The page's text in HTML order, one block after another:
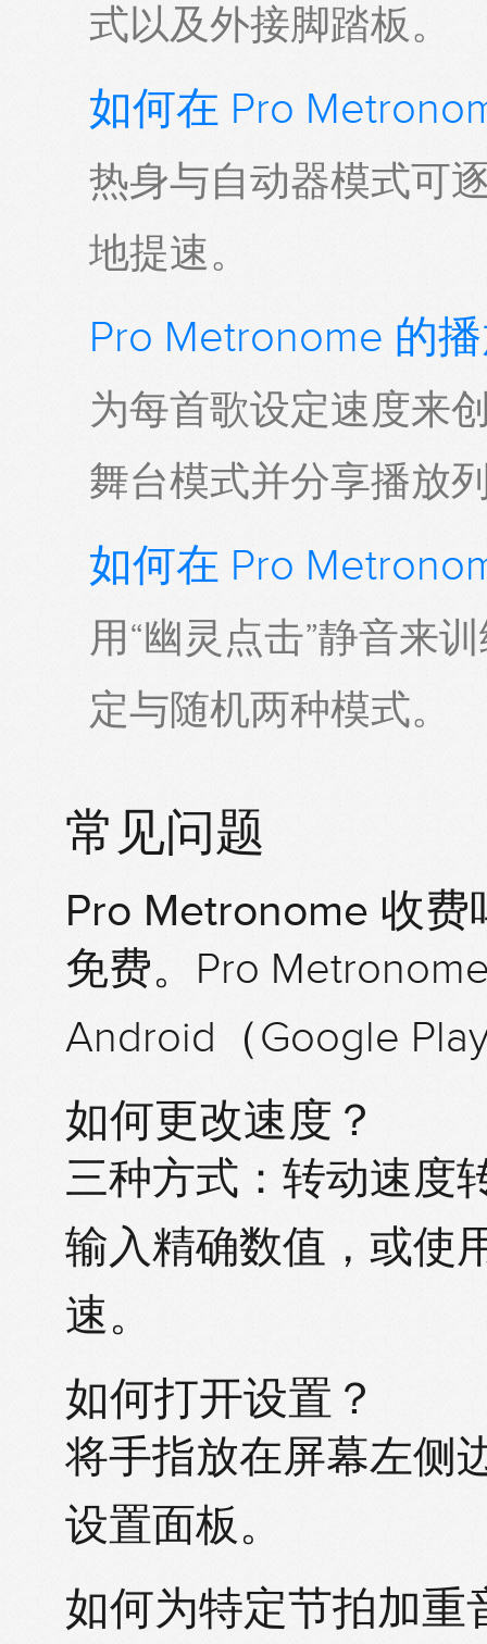
式以及外接脚踏板。
如何在 Pro
热身与自动器模式可
地提速。
Pro Metronome 的
为每首歌设定速度来
舞台模式并分享播放
如何在 Pro
用“幽灵点击”静音来
定与随机两种模式。
常见问题
Pro Metronome 收
免费。Pro
Android（Google
如何更改速度？
三种方式：转动速度
输入精确数值，或使
速。
如何打开设置？
将手指放在屏幕左侧
设置面板。
如何为特定节拍加重